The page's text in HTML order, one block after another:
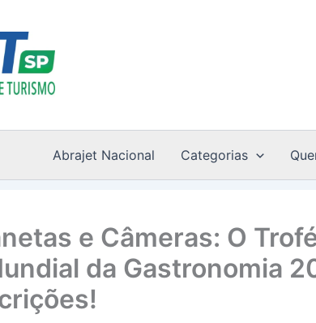
Abrajet Nacional Categorias
e Câmeras: O
da Gastronomia